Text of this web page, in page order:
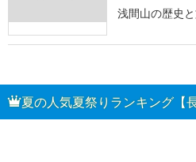
浅間山の歴史
夏の人気夏祭りランキング【